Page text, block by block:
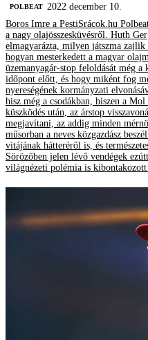
‎POLBEAT
2022 december 10.
Boros Imre a PestiSrácok.hu
a nagy olajösszesküvésről. Huth
elmagyarázta, milyen játszma
hogyan mesterkedett a magyar
üzemanyagár-stop feloldását még
időpont előtt, és hogy miként fog
nyereségének kormányzati
hisz még a csodákban, hiszen a
küszködés után, az árstop
megjavítani, az addig minden
műsorban a neves közgazdász
vitájának hátteréről is, és
Sörözőben jelen lévő vendégek
világnézeti polémia is